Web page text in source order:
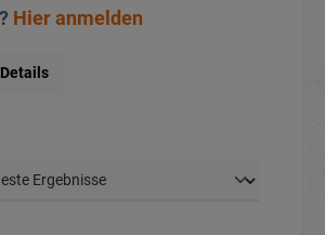
Hier anmelden
Details